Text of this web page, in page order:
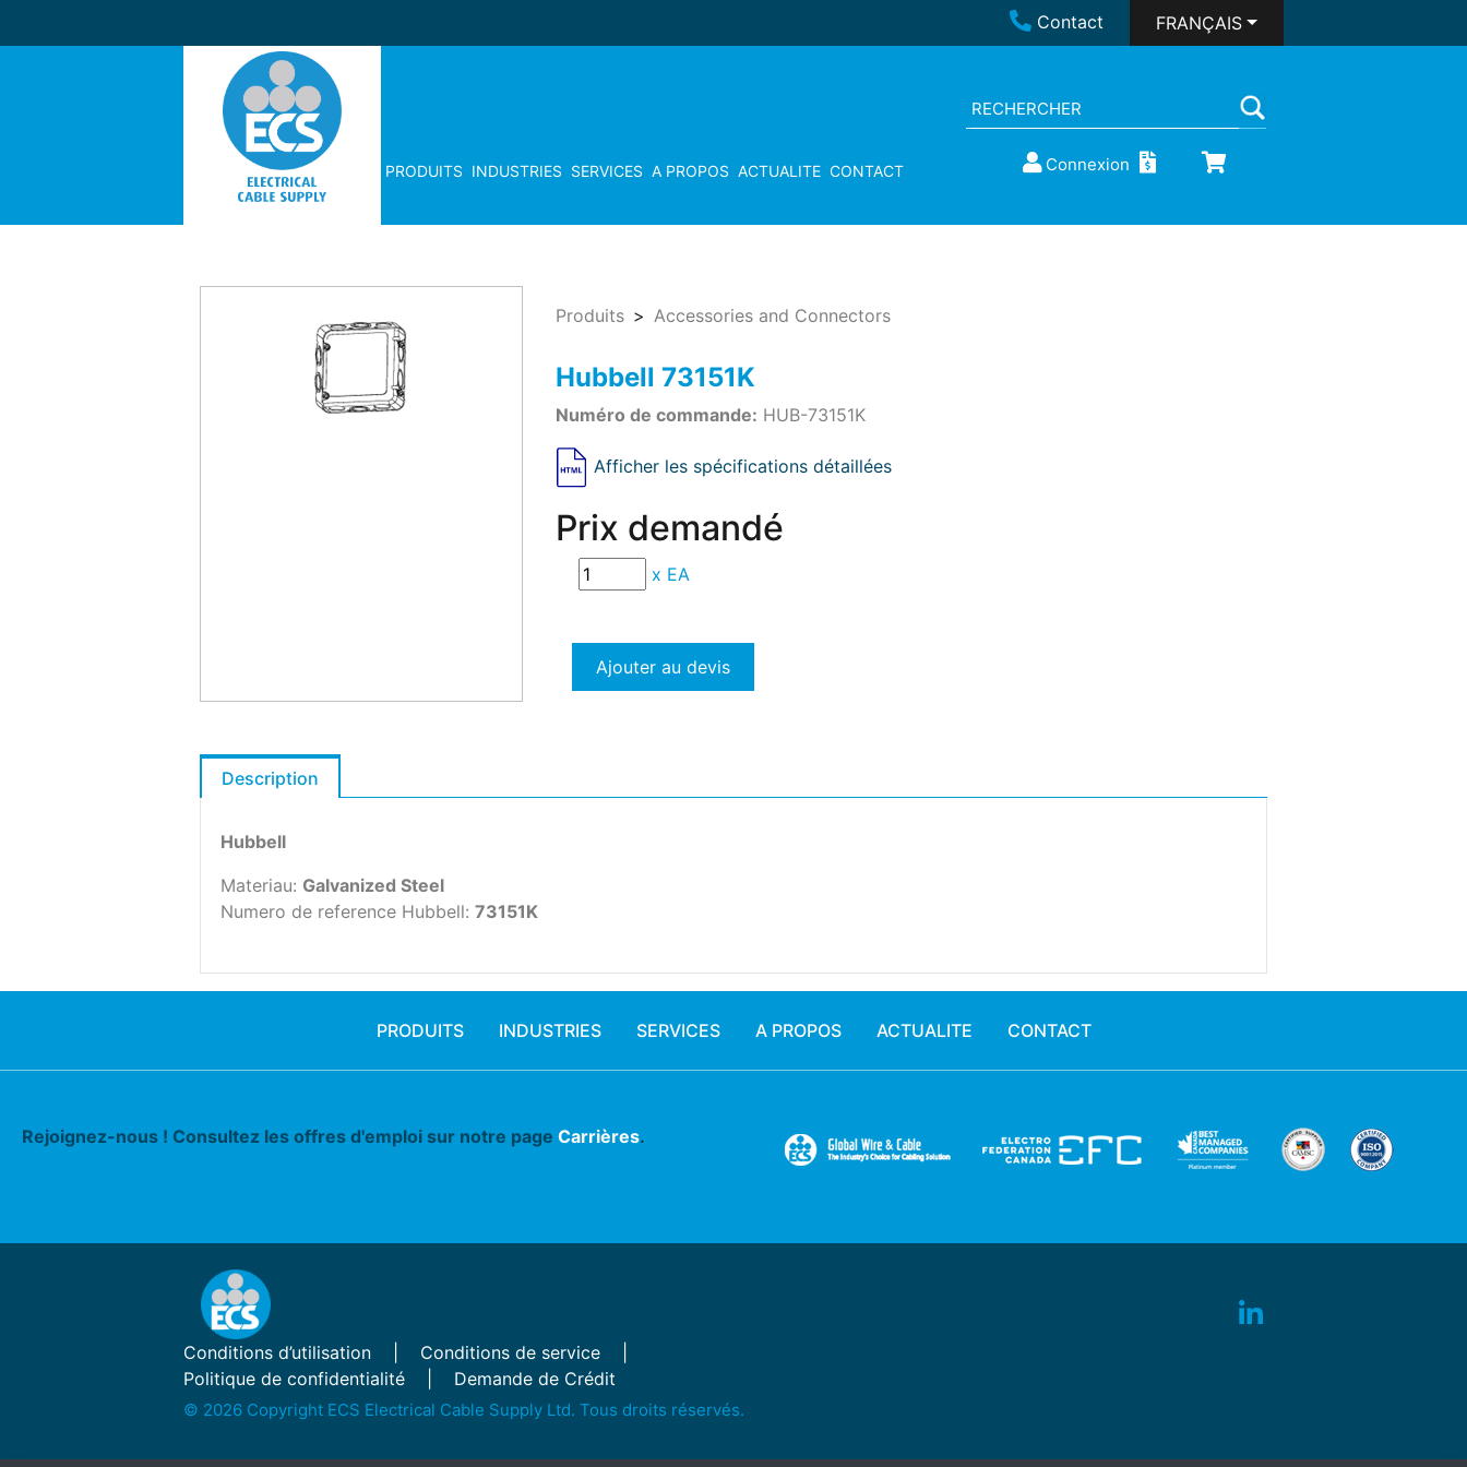
Contact FRANÇAIS
PRODUITS INDUSTRIES SERVICES A PROPOS ACTUALITE CONTACT Connexion
Produits Accessories and Connectors
Hubbell 73151K
Numéro de commande: HUB-73151K
Afficher les spécifications détaillées
Prix demandé
x EA
Ajouter au devis
Description
Hubbell
Materiau: Galvanized Steel
Numero de reference Hubbell: 73151K
PRODUITS INDUSTRIES SERVICES A PROPOS ACTUALITE CONTACT
Rejoignez-nous ! Consultez les offres d'emploi sur notre page Carrières.
Conditions d’utilisation
Conditions de service
Politique de confidentialité
Demande de Crédit
© 2026 Copyright ECS Electrical Cable Supply Ltd. Tous droits réservés.